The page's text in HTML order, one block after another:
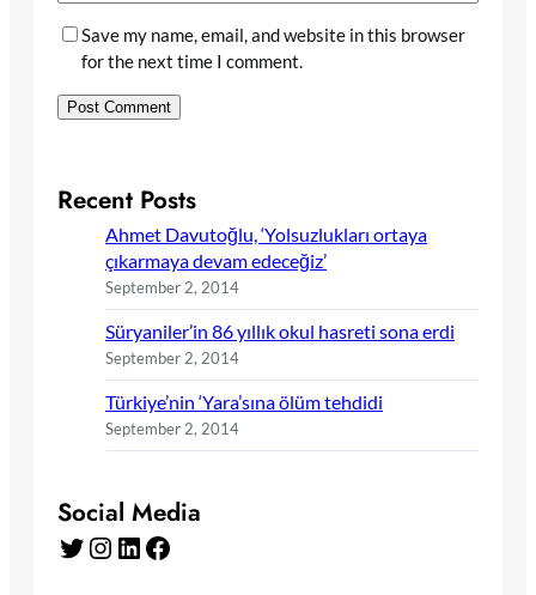
Save my name, email, and website in this browser
for the next time I comment.
Recent Posts
Ahmet Davutoğlu, ‘Yolsuzlukları ortaya
çıkarmaya devam edeceğiz’
September 2, 2014
Süryaniler’in 86 yıllık okul hasreti sona erdi
September 2, 2014
Türkiye’nin ‘Yara’sına ölüm tehdidi
September 2, 2014
Social Media
Twitter Instagram LinkedIn Facebook